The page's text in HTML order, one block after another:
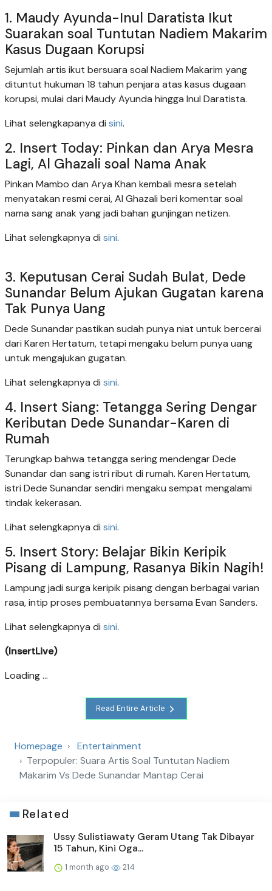
1. Maudy Ayunda-Inul Daratista Ikut
Suarakan soal Tuntutan Nadiem Makarim
Kasus Dugaan Korupsi
Sejumlah artis ikut bersuara soal Nadiem Makarim yang
dituntut hukuman 18 tahun penjara atas kasus dugaan
korupsi, mulai dari Maudy Ayunda hingga Inul Daratista.
Lihat selengkapanya di sini.
2. Insert Today: Pinkan dan Arya Mesra
Lagi, Al Ghazali soal Nama Anak
Pinkan Mambo dan Arya Khan kembali mesra setelah
menyatakan resmi cerai, Al Ghazali beri komentar soal
nama sang anak yang jadi bahan gunjingan netizen.
Lihat selengkapnya di sini.
3. Keputusan Cerai Sudah Bulat, Dede
Sunandar Belum Ajukan Gugatan karena
Tak Punya Uang
Dede Sunandar pastikan sudah punya niat untuk bercerai
dari Karen Hertatum, tetapi mengaku belum punya uang
untuk mengajukan gugatan.
Lihat selengkapnya di sini.
4. Insert Siang: Tetangga Sering Dengar
Keributan Dede Sunandar-Karen di
Rumah
Terungkap bahwa tetangga sering mendengar Dede
Sunandar dan sang istri ribut di rumah. Karen Hertatum,
istri Dede Sunandar sendiri mengaku sempat mengalami
tindak kekerasan.
Lihat selengkapnya di sini.
5. Insert Story: Belajar Bikin Keripik
Pisang di Lampung, Rasanya Bikin Nagih!
Lampung jadi surga keripik pisang dengan berbagai varian
rasa, intip proses pembuatannya bersama Evan Sanders.
Lihat selengkapnya di sini.
(InsertLive)
Loading ...
Read Entire Article
Homepage
Entertainment
Terpopuler: Suara Artis Soal Tuntutan Nadiem
Makarim Vs Dede Sunandar Mantap Cerai
Related
Ussy Sulistiawaty Geram Utang Tak Dibayar
15 Tahun, Kini Oga...
1 month ago 214